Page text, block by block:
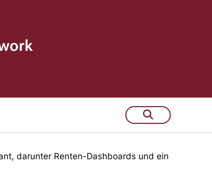
darunter Renten-Dashboards und ein